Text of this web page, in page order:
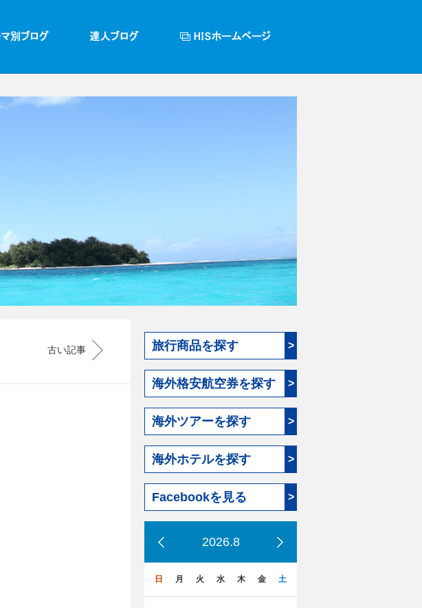
古い記事 旅行商品を探す >
海外格安航空券を探す >
海外ツアーを探す >
海外ホテルを探す >
Facebookを見る >
2026.8
日 月 火 水 木 金 土